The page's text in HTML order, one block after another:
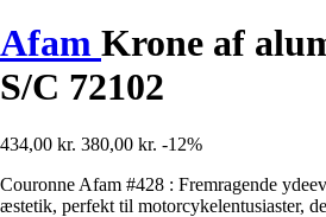
Afam Krone af
S/C 72102
434,00 kr. 380,00 kr. -12%
Couronne Afam #428 : Fremragende
æstetik, perfekt til motorcykelentusiaster,